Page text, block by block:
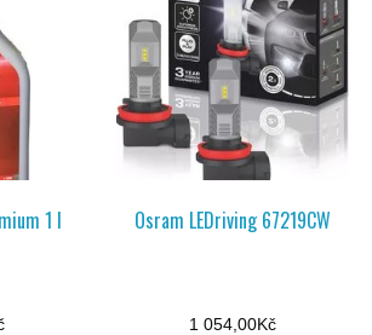
1 l Osram LEDriving 67219CW
1 054,00Kč